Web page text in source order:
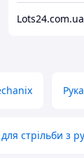
Lots24.com.ua
стрільби з